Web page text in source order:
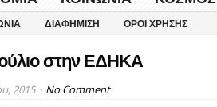
ΔΙΑΦΉΜΙΣΗ ΌΡΟΙ ΧΡΉΣΗΣ
στην ΕΔΗΚΑ
2015 No Comment